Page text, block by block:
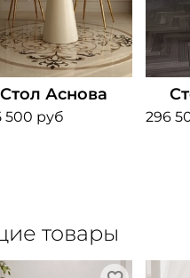
Стол Аснова
500 руб 296
товары